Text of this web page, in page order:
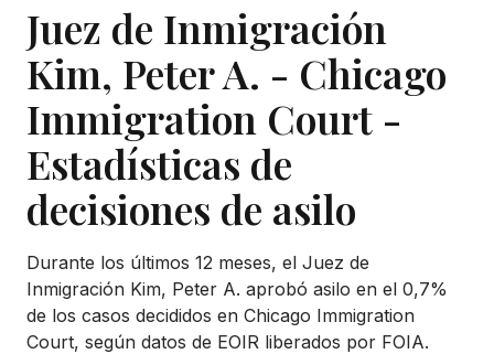
Juez de Inmigración
Kim, Peter A. - Chicago
Immigration Court -
Estadísticas de
decisiones de asilo
Durante los últimos 12 meses, el Juez de
Inmigración Kim, Peter A. aprobó asilo en el 0,7%
de los casos decididos en Chicago Immigration
Court, según datos de EOIR liberados por FOIA.